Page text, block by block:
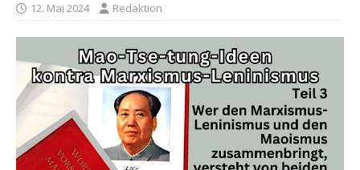
12. Mai 2024 Redaktion